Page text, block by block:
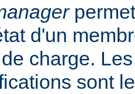
d'un
charge.
sont